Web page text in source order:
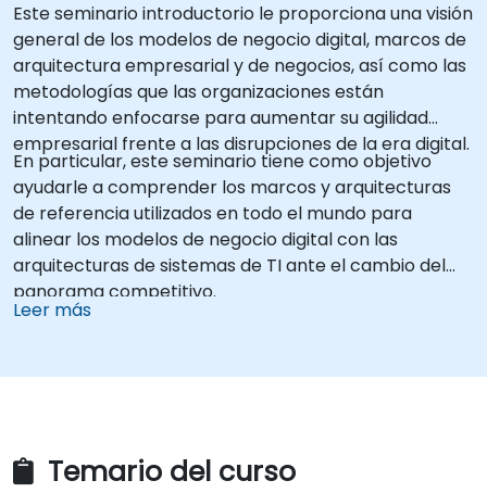
Este seminario introductorio le proporciona una visión
general de los modelos de negocio digital, marcos de
arquitectura empresarial y de negocios, así como las
metodologías que las organizaciones están
intentando enfocarse para aumentar su agilidad
empresarial frente a las disrupciones de la era digital.
En particular, este seminario tiene como objetivo
ayudarle a comprender los marcos y arquitecturas
de referencia utilizados en todo el mundo para
alinear los modelos de negocio digital con las
arquitecturas de sistemas de TI ante el cambio del
panorama competitivo.
Leer más
Temario del curso